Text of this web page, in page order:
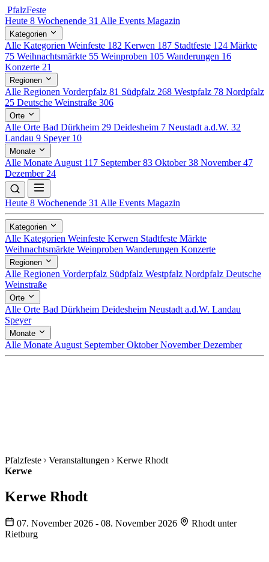
PfalzFeste
Heute 8 Wochenende 31 Alle Events Magazin
Kategorien
Alle Kategorien Weinfeste 182 Kerwen 187 Stadtfeste 124 Märkte
75 Weihnachtsmärkte 55 Weinproben 105 Wanderungen 16
Konzerte 21
Regionen
Alle Regionen Vorderpfalz 81 Südpfalz 268 Westpfalz 78 Nordpfalz
25 Deutsche Weinstraße 306
Orte
Alle Orte Bad Dürkheim 29 Deidesheim 7 Neustadt a.d.W. 32
Landau 9 Speyer 10
Monate
Alle Monate August 117 September83 Oktober38 November47
Dezember 24
Heute 8 Wochenende 31 Alle Events Magazin
Kategorien
Alle Kategorien Weinfeste Kerwen Stadtfeste Märkte
Weihnachtsmärkte Weinproben Wanderungen Konzerte
Regionen
Alle Regionen Vorderpfalz Südpfalz Westpfalz Nordpfalz Deutsche
Weinstraße
Orte
Alle Orte Bad Dürkheim Deidesheim Neustadt a.d.W. Landau
Speyer
Monate
Alle Monate August SeptemberOktoberNovemberDezember
Pfalzfeste Veranstaltungen
Kerwe Rhodt
Kerwe
Kerwe Rhodt
07. November 2026 - 08. November 2026
Rhodt unter
Rietburg